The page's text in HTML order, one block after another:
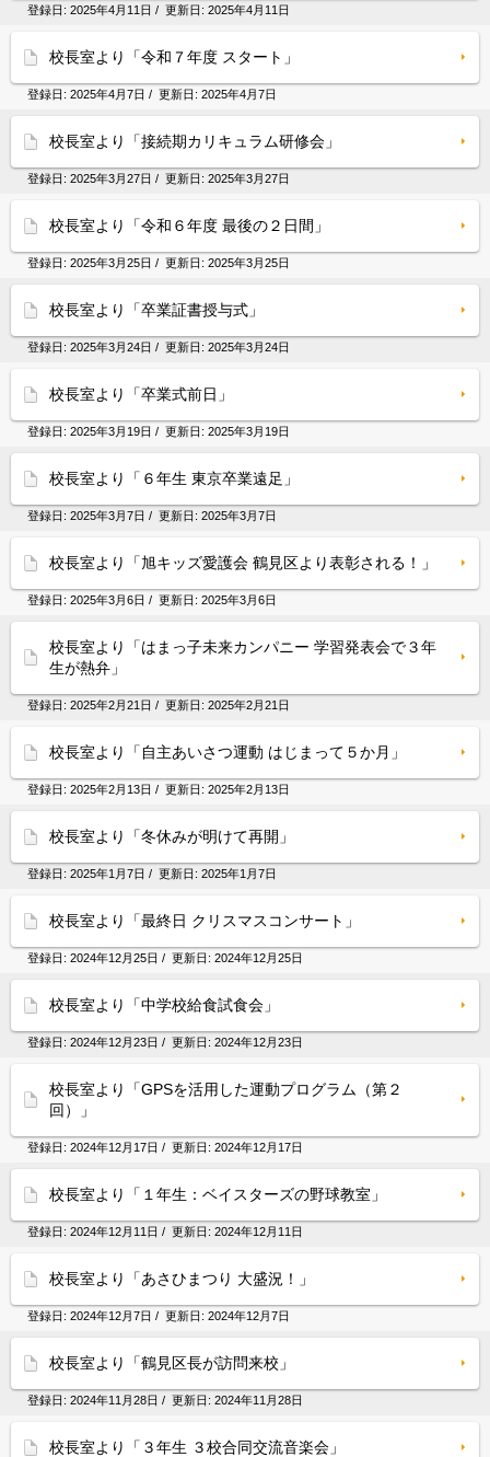
登録日: 2025年4月11日 / 更新日: 2025年4月11日
校長室より「令和７年度 スタート」
登録日: 2025年4月7日 / 更新日: 2025年4月7日
校長室より「接続期カリキュラム研修会」
登録日: 2025年3月27日 / 更新日: 2025年3月27日
校長室より「令和６年度 最後の２日間」
登録日: 2025年3月25日 / 更新日: 2025年3月25日
校長室より「卒業証書授与式」
登録日: 2025年3月24日 / 更新日: 2025年3月24日
校長室より「卒業式前日」
登録日: 2025年3月19日 / 更新日: 2025年3月19日
校長室より「６年生 東京卒業遠足」
登録日: 2025年3月7日 / 更新日: 2025年3月7日
校長室より「旭キッズ愛護会 鶴見区より表彰される！」
登録日: 2025年3月6日 / 更新日: 2025年3月6日
校長室より「はまっ子未来カンパニー 学習発表会で３年
生が熱弁」
登録日: 2025年2月21日 / 更新日: 2025年2月21日
校長室より「自主あいさつ運動 はじまって５か月」
登録日: 2025年2月13日 / 更新日: 2025年2月13日
校長室より「冬休みが明けて再開」
登録日: 2025年1月7日 / 更新日: 2025年1月7日
校長室より「最終日 クリスマスコンサート」
登録日: 2024年12月25日 / 更新日: 2024年12月25日
校長室より「中学校給食試食会」
登録日: 2024年12月23日 / 更新日: 2024年12月23日
校長室より「GPSを活用した運動プログラム（第２
回）」
登録日: 2024年12月17日 / 更新日: 2024年12月17日
校長室より「１年生：ベイスターズの野球教室」
登録日: 2024年12月11日 / 更新日: 2024年12月11日
校長室より「あさひまつり 大盛況！」
登録日: 2024年12月7日 / 更新日: 2024年12月7日
校長室より「鶴見区長が訪問来校」
登録日: 2024年11月28日 / 更新日: 2024年11月28日
校長室より「３年生 ３校合同交流音楽会」